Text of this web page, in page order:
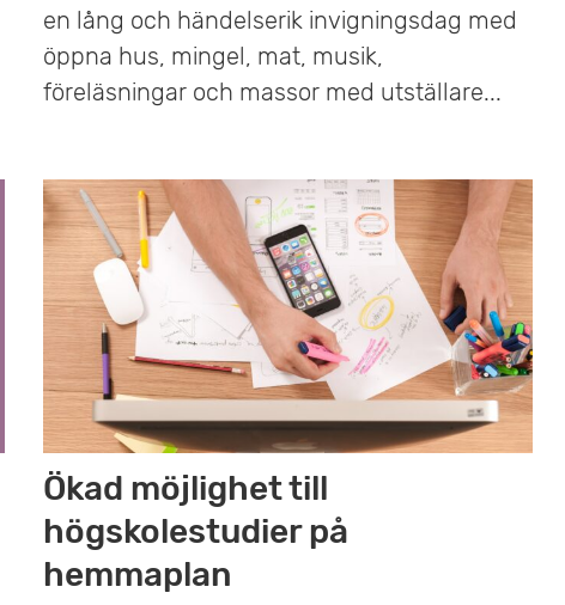
en lång och händelserik invigningsdag med
öppna hus, mingel, mat, musik,
föreläsningar och massor med utställare...
Ökad möjlighet till
högskolestudier på
hemmaplan